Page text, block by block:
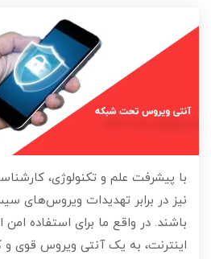
با پیشرفت علم و تکنولوژی،
نیز در برابر تهدیدات ویروس‌های
باشند. در واقع ما برای استفاده
اینترنت، به یک آنتی ویروس قوی و